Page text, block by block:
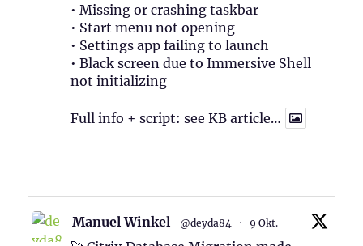
• Missing or crashing taskbar
• Start menu not opening
• Settings app failing to launch
• Black screen due to Immersive Shell
not initializing
Full info + script: see KB article…
Manuel Winkel @deyda84 · 9 Okt.